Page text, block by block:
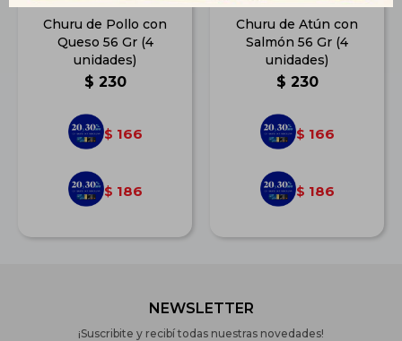
Churu de Pollo con
Queso 56 Gr (4
unidades)
$ 230
$ 166
$ 186
Churu de Atún con
Salmón 56 Gr (4
unidades)
$ 230
$ 166
$ 186
NEWSLETTER
¡Suscribite y recibí todas nuestras novedades!